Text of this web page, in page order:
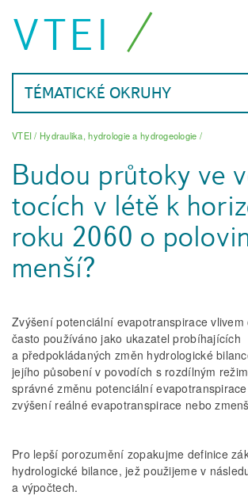
VTEI
TÉMATICKÉ OKRUHY
VTEI/ Hydraulika, hydrologie a hydrogeologie /
Budou průtoky ve
tocích v létě k
roku 2060 o
menší?
Zvýšení potenciální evapotranspirace
často použí­váno jako ukazatel probíhajících
a předpokládaných změn hydrologické
jejího působení v povodích s rozdílným
správné změnu potenciální
zvýšení reálné evapotranspirace nebo
Pro lepší porozumění zopakujme definice
hydrologické bilance, jež použijeme v
a výpočtech.